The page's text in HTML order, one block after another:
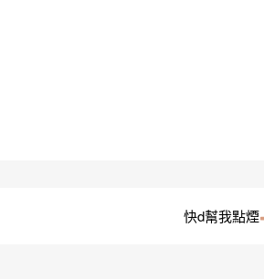
快d幫我點煙